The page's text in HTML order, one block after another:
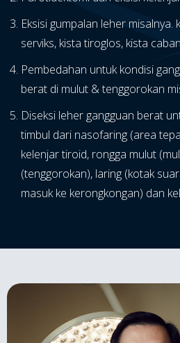
Eksisi gumpalan leher misalnya.
serviks, kista tiroglos, kista
Pembedahan untuk kondisi
berat di mulut & tenggorokan
Diseksi leher gangguan berat
timbul dari nasofaring (area
kelenjar tiroid, rongga mulut
(tenggorokan), laring (kotak
masuk ke kerongkongan) dan